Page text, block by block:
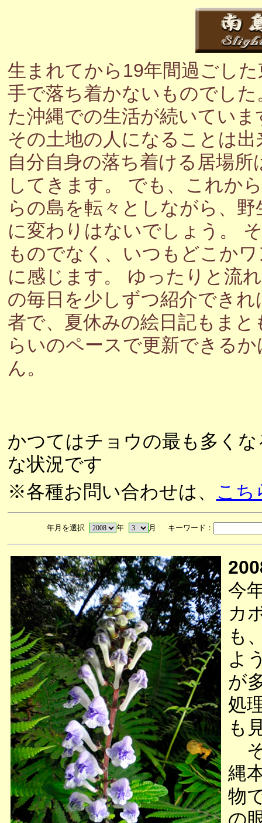
生まれてから19年間過ごし
手で落ち着かないものでし
た沖縄での生活が続いてい
その土地の人になることは
自分自身の落ち着ける居場
してきます。 でも、これか
らの島を転々としながら、
に変わりはないでしょう。
ものでなく、いつもどこか
に感じます。 ゆったりと流
の毎日を少しずつ紹介でき
者で、夏休みの絵日記もま
らいのペースで更新できる
ん。
かつてはチョウの最も多く
な状況です
※各種お問い合わせは、 こち
年月を選択 年 月 キーワード：
今
カ
も
よ
が
処
も
そ
縄
物